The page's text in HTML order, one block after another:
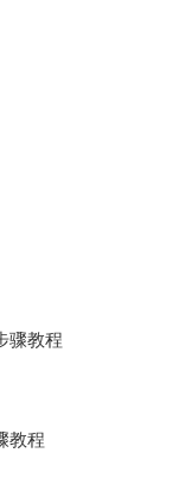
骤教程
教程